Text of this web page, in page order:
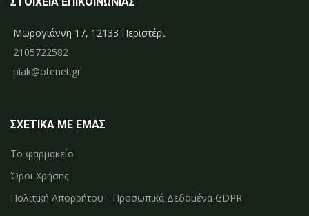
Μωρογιάννη 17, 12133 Περιστέρι
2105722582
piak@otenet.gr
ΣΧΕΤΙΚΑ ΜΕ ΕΜΑΣ
Το φαρμακείο
Όροι Χρήσης
Πολιτική Απορρήτου - Προσωπικά Δεδομένα GDPR